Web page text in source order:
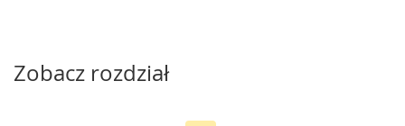
Zobacz rozdział